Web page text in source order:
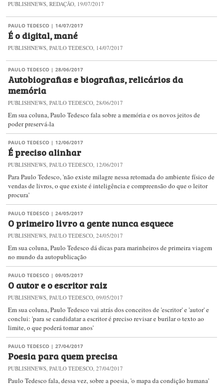
PUBLISHNEWS, REDAÇÃO, 19/07/2017
PAULO TEDESCO | 14/07/2017
É o digital, mané
PUBLISHNEWS, PAULO TEDESCO, 14/07/2017
PAULO TEDESCO | 28/06/2017
Autobiografias e biografias, relicários da
memória
PUBLISHNEWS, PAULO TEDESCO, 28/06/2017
Em sua coluna, Paulo Tedesco fala sobre a memória e os novos jeitos de
poder preservá-la
PAULO TEDESCO | 12/06/2017
É preciso alinhar
PUBLISHNEWS, PAULO TEDESCO, 12/06/2017
Para Paulo Tedesco, 'não existe milagre nessa retomada do ambiente físico de
vendas de livros, o que existe é inteligência e compreensão do que o leitor
procura'
PAULO TEDESCO | 24/05/2017
O primeiro livro a gente nunca esquece
PUBLISHNEWS, PAULO TEDESCO, 24/05/2017
Em sua coluna, Paulo Tedesco dá dicas para marinheiros de primeira viagem
no mundo da autopublicação
PAULO TEDESCO | 09/05/2017
O autor e o escritor raiz
PUBLISHNEWS, PAULO TEDESCO, 09/05/2017
Em sua coluna, Paulo Tedesco vai atrás dos conceitos de 'escritor' e 'autor' e
conclui: 'para se candidatar a escritor é preciso revisar e burilar o texto ao
limite, o que poderá tomar anos'
PAULO TEDESCO | 27/04/2017
Poesia para quem precisa
PUBLISHNEWS, PAULO TEDESCO, 27/04/2017
Paulo Tedesco fala, dessa vez, sobre a poesia, 'o mapa da condição humana'